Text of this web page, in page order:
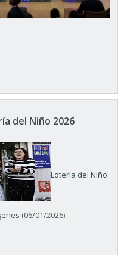
del Niño 2026
Lotería del Niño:
(06/01/2026)